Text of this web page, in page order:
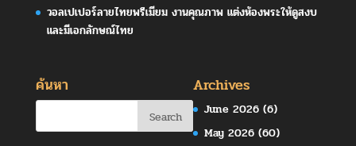
วอลเปเปอร์ลายไทยพรีเมียม งานคุณภาพ แต่งห้องพระให้ดูสงบ
และมีเอกลักษณ์ไทย
ค้นหา Archives
June 2026 (6)
May 2026 (60)